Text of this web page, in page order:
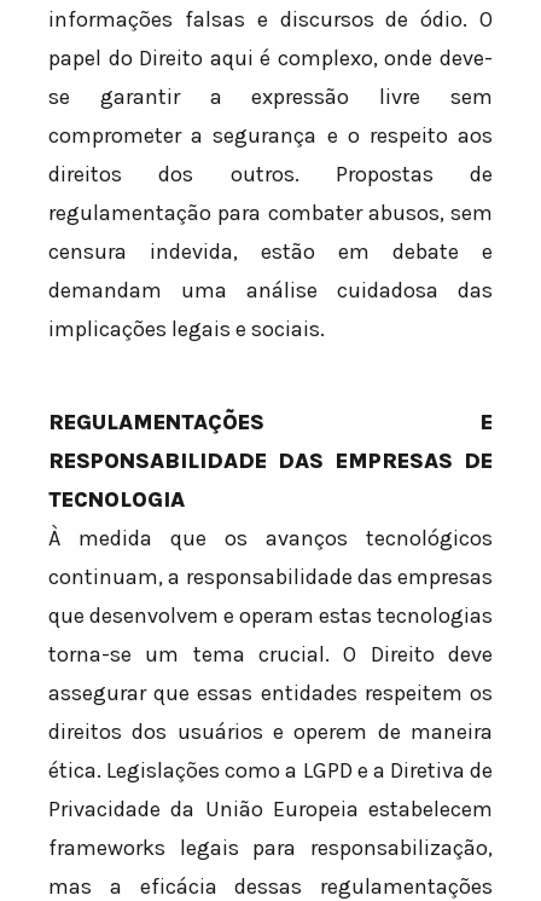
informações falsas e discursos de ódio. O
papel do Direito aqui é complexo, onde deve-
se garantir a expressão livre sem
comprometer a segurança e o respeito aos
direitos dos outros. Propostas de
regulamentação para combater abusos, sem
censura indevida, estão em debate e
demandam uma análise cuidadosa das
implicações legais e sociais.
REGULAMENTAÇÕES E
RESPONSABILIDADE DAS EMPRESAS DE
TECNOLOGIA
À medida que os avanços tecnológicos
continuam, a responsabilidade das empresas
que desenvolvem e operam estas tecnologias
torna-se um tema crucial. O Direito deve
assegurar que essas entidades respeitem os
direitos dos usuários e operem de maneira
ética. Legislações como a LGPD e a Diretiva de
Privacidade da União Europeia estabelecem
frameworks legais para responsabilização,
mas a eficácia dessas regulamentações